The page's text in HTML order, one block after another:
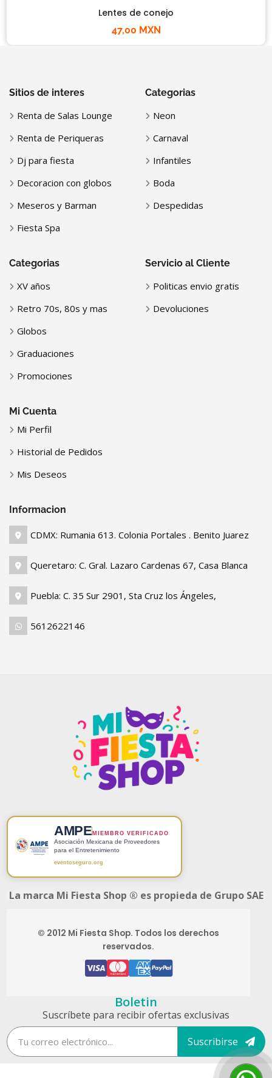
Lentes de conejo
47,00 MXN
Sitios de interes
Renta de Salas Lounge
Renta de Periqueras
Dj para fiesta
Decoracion con globos
Meseros y Barman
Fiesta Spa
Categorias
Neon
Carnaval
Infantiles
Boda
Despedidas
Categorias
XV años
Retro 70s, 80s y mas
Globos
Graduaciones
Promociones
Servicio al Cliente
Politicas envio gratis
Devoluciones
Mi Cuenta
Mi Perfil
Historial de Pedidos
Mis Deseos
Informacion
CDMX: Rumania 613. Colonia Portales . Benito Juarez
Queretaro: C. Gral. Lazaro Cardenas 67, Casa Blanca
Puebla: C. 35 Sur 2901, Sta Cruz los Ángeles,
5612622146
AMPE MIEMBRO VERIFICADO
Asociación Mexicana de Proveedores
para el Entretenimiento
eventoseguro.org
La marca Mi Fiesta Shop ® es propieda de Grupo SAE
© 2012 Mi Fiesta Shop. Todos los derechos
reservados.
Boletin
Suscríbete para recibir ofertas exclusivas
Suscribirse